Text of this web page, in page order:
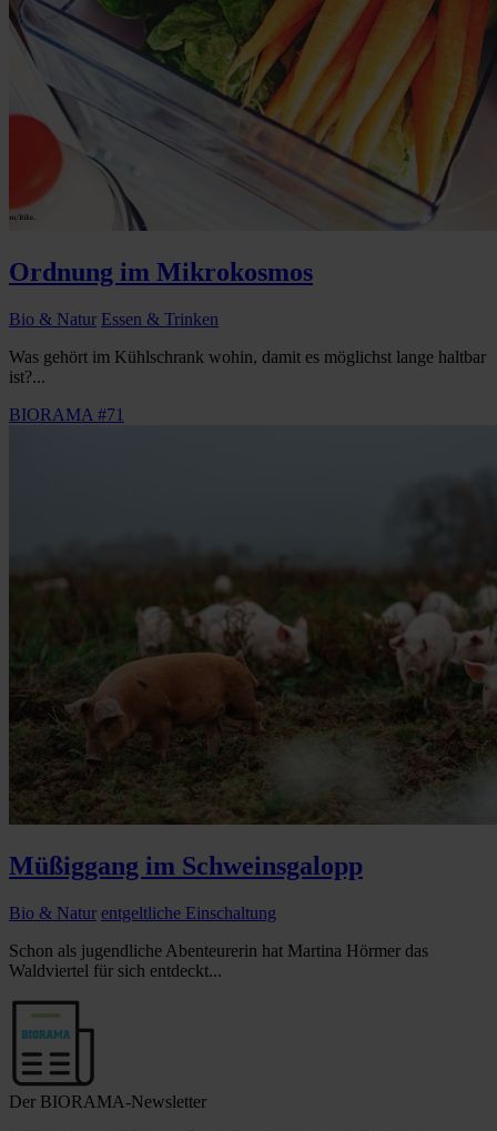
Ordnung im Mikrokosmos
Bio & Natur Essen & Trinken
Was gehört im Kühlschrank wohin, damit es möglichst lange haltbar
ist?...
BIORAMA #71
Müßiggang im Schweinsgalopp
Bio & Natur entgeltliche Einschaltung
Schon als jugendliche Abenteurerin hat Martina Hörmer das
Waldviertel für sich entdeckt...
Der BIORAMA-Newsletter